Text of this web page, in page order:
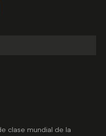
clase mundial de la